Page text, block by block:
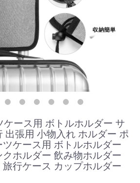
ース用 ボトルホルダー サ
出張用 小物入れ ホルダー ポ
ケース用 ボトルホルダー
ホルダー 飲み物ホルダー
行ケース カップホルダー